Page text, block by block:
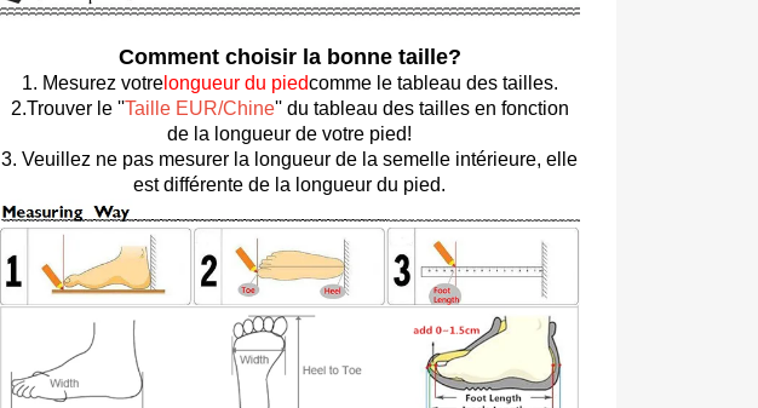
Comment choisir la bonne taille?
1. Mesurez votrelongueur du piedcomme le tableau des tailles.
2.Trouver le ''Taille EUR/Chine'' du tableau des tailles en fonction
de la longueur de votre pied!
3. Veuillez ne pas mesurer la longueur de la semelle intérieure, elle
est différente de la longueur du pied.